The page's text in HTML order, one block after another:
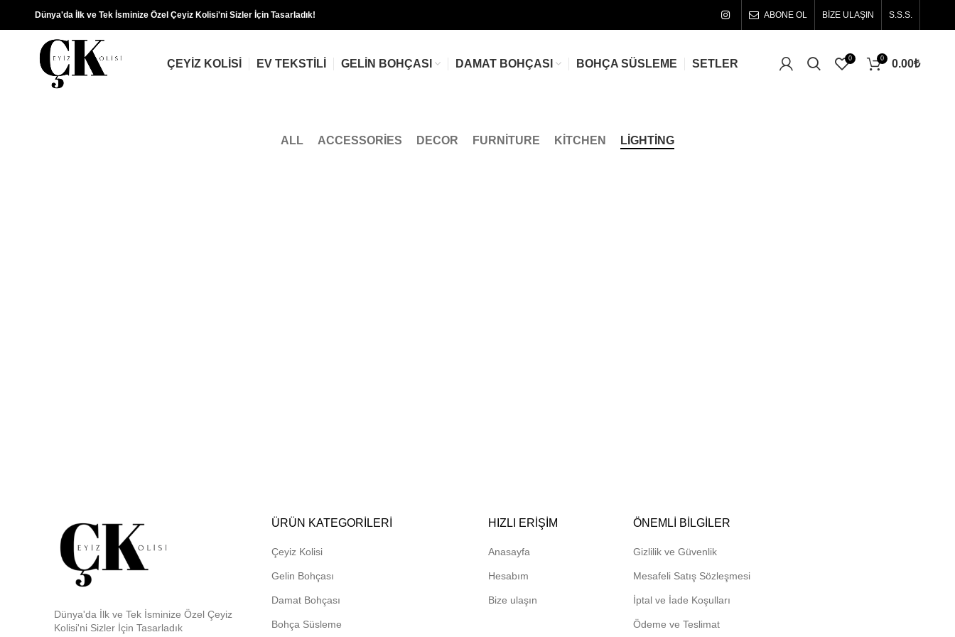
Dünya'da İlk ve Tek İsminize Özel Çeyiz Kolisi'ni Sizler İçin Tasarladık! ABONE OL BİZE ULAŞIN S.S.S.
ÇEYIZ KOLISI EV TEKSTILI GELIN BOHÇASI DAMAT BOHÇASI BOHÇA SÜSLEME SETLER 0 0 0.00₺
ALL ACCESSORIES DECOR FURNITURE KITCHEN LIGHTING
Dünya'da İlk ve Tek İsminize Özel Çeyiz
Kolisi'ni Sizler İçin Tasarladık
ÜRÜN KATEGORILERI
Çeyiz Kolisi
Gelin Bohçası
Damat Bohçası
Bohça Süsleme
HIZLI ERIŞIM
Anasayfa
Hesabım
Bize ulaşın
ÖNEMLI BILGILER
Gizlilik ve Güvenlik
Mesafeli Satış Sözleşmesi
İptal ve İade Koşulları
Ödeme ve Teslimat